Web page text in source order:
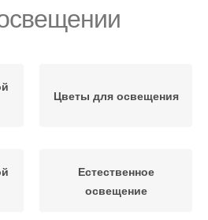
Цветы для освещения
Естественное
освещение